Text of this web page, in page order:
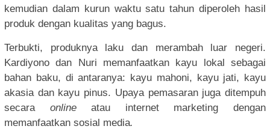
kemudian dalam kurun waktu satu tahun diperoleh hasil
produk dengan kualitas yang bagus.
Terbukti, produknya laku dan merambah luar negeri.
Kardiyono dan Nuri memanfaatkan kayu lokal sebagai
bahan baku, di antaranya: kayu mahoni, kayu jati, kayu
akasia dan kayu pinus. Upaya pemasaran juga ditempuh
secara onlineatau internet marketing dengan
memanfaatkan sosial media.